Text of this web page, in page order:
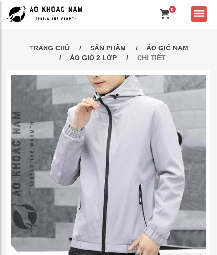
0
TRANG CHỦ SẢN PHẨM
ÁO GIÓ NAM
ÁO GIÓ 2 LỚP
CHI TIẾT